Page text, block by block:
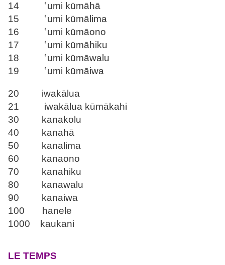
14 ՙumi kūmāhā
15 ՙumi kūmālima
16 ՙumi kūmāono
17 ՙumi kūmāhiku
18 ՙumi kūmāwalu
19 ՙumi kūmāiwa
20 iwakālua
21 iwakālua kūmākahi
30 kanakolu
40 kanahā
50 kanalima
60 kanaono
70 kanahiku
80 kanawalu
90 kanaiwa
100 hanele
1000 kaukani
LE TEMPS